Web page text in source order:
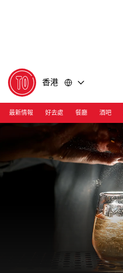
香港
最新情報 好去處 餐廳 酒吧